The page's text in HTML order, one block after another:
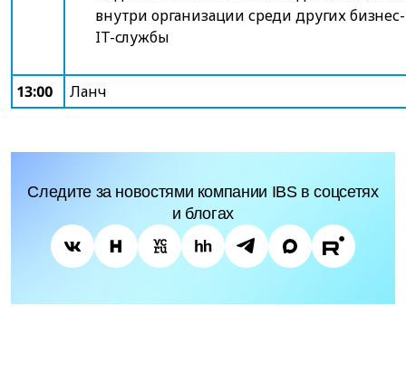
внутри организации среди других
IT-службы
13:00 Ланч
Следите за новостями компании IBS в соцсетях
и блогах